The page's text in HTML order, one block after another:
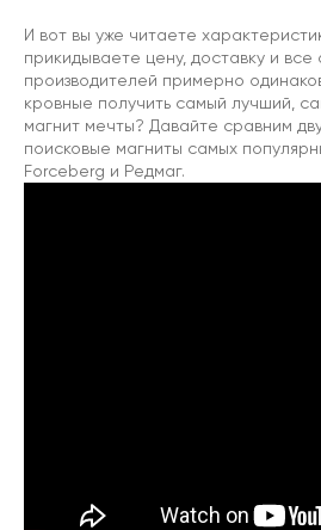
И вот вы уже читаете
прикидываете цену, доставку и
производителей примерно
кровные получить самый лучший,
магнит мечты? Давайте сравним
поисковые магниты самых
Forceberg и Редмаг.